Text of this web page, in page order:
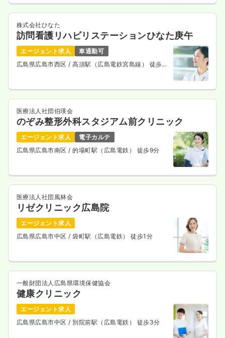
株式会社ひなた
訪問看護リハビリステーションひなた庚午
エージェント求人
車通勤可
広島県広島市西区 / 高須駅（広島電鉄宮島線） 徒歩5
医療法人社団伯瑛会
のぞみ整形外科スタジアム前クリニック
エージェント求人
電子カルテ
広島県広島市南区 / 的場町駅（広島電鉄） 徒歩9分
医療法人社団風林会
リゼクリニック広島院
エージェント求人
広島県広島市中区 / 袋町駅（広島電鉄） 徒歩1分
一般財団法人広島県環境保健協会
健康クリニック
エージェント求人
広島県広島市中区 / 別院前駅（広島電鉄） 徒歩3分